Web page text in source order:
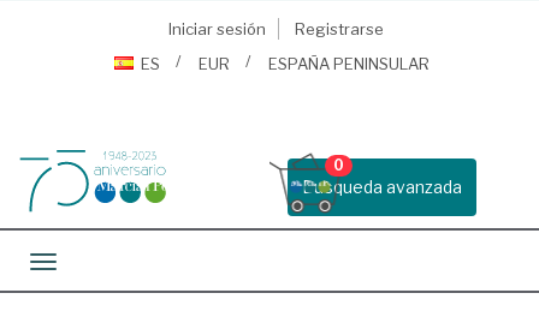
Iniciar sesión
Registrarse
ES
EUR ESPAÑA PENINSULAR
Busqueda avanzada
0
Toggle navigation